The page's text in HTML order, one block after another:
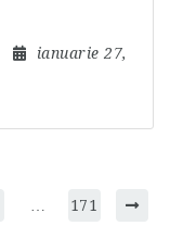
ianuarie 27,
171